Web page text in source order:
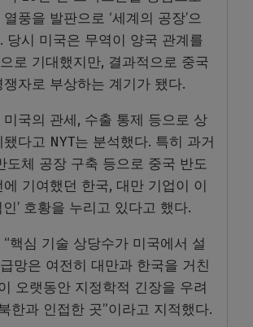
풍을 발판으로 ‘세계의 공장’으
당시 미국은 무역이 양국 관계를
로 기대했지만, 결과적으로 중국
자로 부상하는 계기가 됐다.
국의 관세, 수출 통제 등으로 상
다고 NYT는 분석했다. 특히 과거
도체 공장 구축 등으로 중국 반도
기여했던 한국, 대만 기업이 이
’ 호황을 누리고 있다고 했다.
핵심 기술 상당수가 미국에서 설
망은 여전히 대만과 한국을 거친
오랫동안 지정학적 긴장을 우려
한과 인접한 곳”이라고 지적했다.